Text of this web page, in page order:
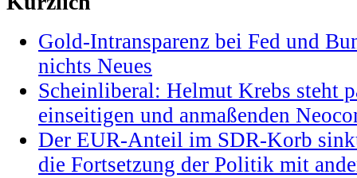
Gold-Intransparenz bei Fed und
nichts Neues
Scheinliberal: Helmut Krebs steht
einseitigen und anmaßenden
Der EUR-Anteil im SDR-Korb
die Fortsetzung der Politik mit